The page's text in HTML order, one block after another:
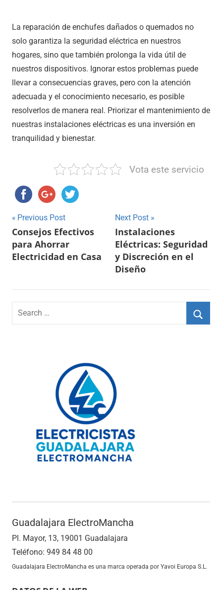
La reparación de enchufes dañados o quemados no
solo garantiza la seguridad eléctrica en nuestros
hogares, sino que también prolonga la vida útil de
nuestros dispositivos. Ignorar estos problemas puede
llevar a consecuencias graves, pero con la atención
adecuada y el conocimiento necesario, es posible
resolverlos de manera real. Priorizar el mantenimiento de
nuestras instalaciones eléctricas es una inversión en
tranquilidad y bienestar.
Vota este servicio
Navegación
de
entradas
Previous Post
Consejos Efectivos
para Ahorrar
Electricidad en Casa
Next Post
Instalaciones
Eléctricas: Seguridad
y Discreción en el
Diseño
Search
for:
Guadalajara ElectroMancha
Pl. Mayor, 13, 19001 Guadalajara
Teléfono: 949 84 48 00
Guadalajara ElectroMancha es una marca operada por Yavoi Europa S.L.